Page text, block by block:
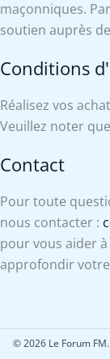
maçonniques.
soutien auprès
Conditions
Réalisez vos
Veuillez noter
Contact
Pour toute
nous contacter :
pour vous aider
approfondir
© 2026 Le Forum